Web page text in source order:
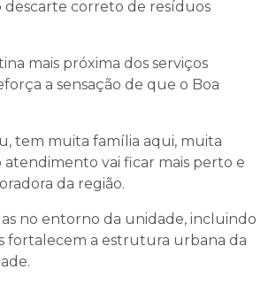
descarte correto de resíduos
mais próxima dos serviços
a sensação de que o Boa
tem muita família aqui, muita
vai ficar mais perto e
da região.
no entorno da unidade, incluindo
fortalecem a estrutura urbana da